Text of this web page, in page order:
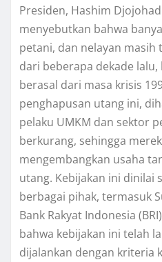
Presiden, Hashim
menyebutkan bahwa
petani, dan nelayan
dari beberapa dekade lalu,
berasal dari masa krisis
penghapusan utang ini,
pelaku UMKM dan sektor
berkurang, sehingga
mengembangkan usaha
utang. Kebijakan ini dinilai
berbagai pihak, termasuk
Bank Rakyat Indonesia
bahwa kebijakan ini telah
dijalankan dengan kriteria